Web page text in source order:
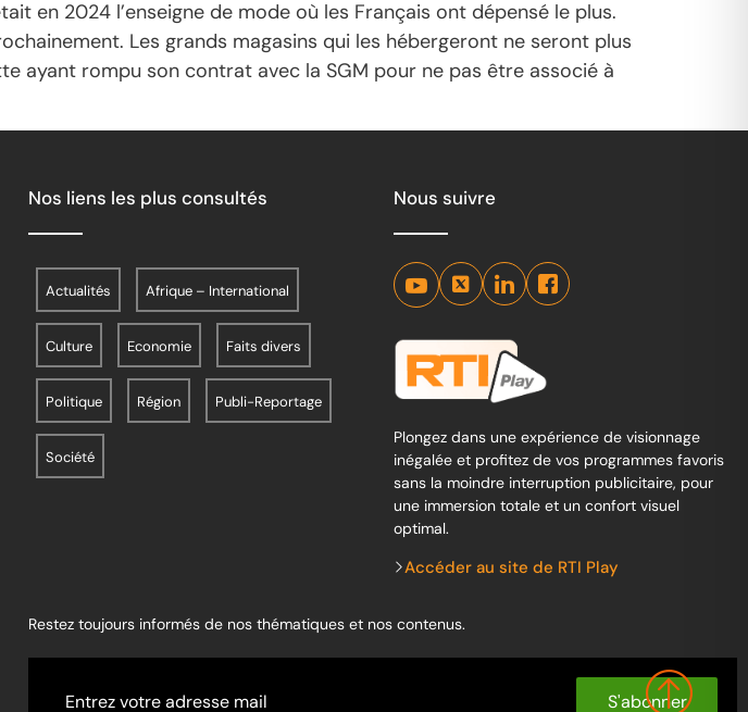
en 2024 l’enseigne de mode où les Français ont dépensé le plus.
Les grands magasins qui les hébergeront ne seront plus
ayant rompu son contrat avec la SGM pour ne pas être associé à
Nos liens les plus consultés
Actualités Afrique – International
Culture Economie Faits divers
Politique Région Publi-Reportage
Société
Nous suivre
Plongez dans une expérience de visionnage
inégalée et profitez de vos programmes favoris
sans la moindre interruption publicitaire, pour
une immersion totale et un confort visuel
optimal.
Accéder au site de RTI Play
Restez toujours informés de nos thématiques et nos contenus.
S'abonner